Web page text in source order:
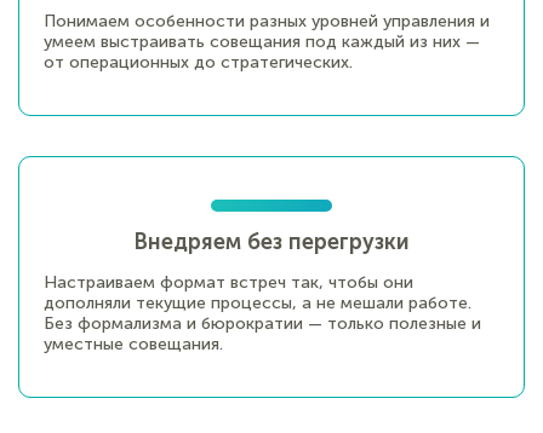
Понимаем особенности разных уровней управления и
умеем выстраивать совещания под каждый из них —
от операционных до стратегических.
Внедряем без перегрузки
Настраиваем формат встреч так, чтобы они
дополняли текущие процессы, а не мешали работе.
Без формализма и бюрократии — только полезные и
уместные совещания.